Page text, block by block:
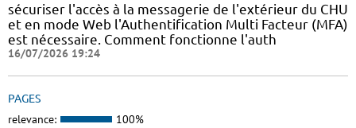
sécuriser l'accès à la messagerie de l'extérieur du CHU
et en mode Web l'Authentification Multi Facteur (MFA)
est nécessaire. Comment fonctionne l'auth
16/07/2026 19:24
PAGES
relevance: 100%